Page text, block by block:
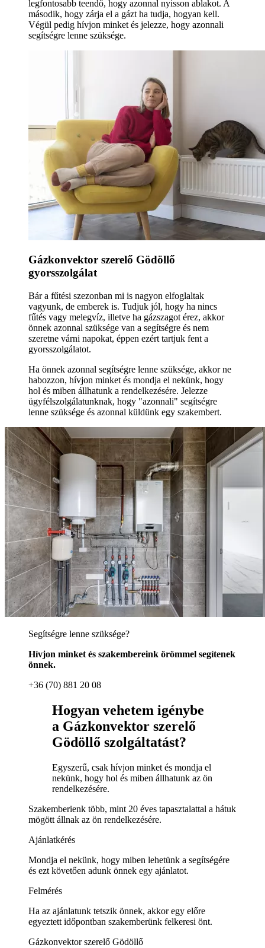
legfontosabb teendő, hogy azonnal nyisson ablakot. A
második, hogy zárja el a gázt ha tudja, hogyan kell.
Végül pedig hívjon minket és jelezze, hogy azonnali
segítségre lenne szüksége.
Gázkonvektor szerelő Gödöllő
gyorsszolgálat
Bár a fűtési szezonban mi is nagyon elfoglaltak
vagyunk, de emberek is. Tudjuk jól, hogy ha nincs
fűtés vagy melegvíz, illetve ha gázszagot érez, akkor
önnek azonnal szüksége van a segítségre és nem
szeretne várni napokat, éppen ezért tartjuk fent a
gyorsszolgálatot.
Ha önnek azonnal segítségre lenne szüksége, akkor ne
habozzon, hívjon minket és mondja el nekünk, hogy
hol és miben állhatunk a rendelkezésére. Jelezze
ügyfélszolgálatunknak, hogy "azonnali" segítségre
lenne szüksége és azonnal küldünk egy szakembert.
Segítségre lenne szüksége?
Hívjon minket és szakembereink örömmel segítenek
önnek.
+36 (70) 881 20 08
Hogyan vehetem igénybe
a Gázkonvektor szerelő
Gödöllő szolgáltatást?
Egyszerű, csak hívjon minket és mondja el
nekünk, hogy hol és miben állhatunk az ön
rendelkezésére.
Szakemberienk több, mint 20 éves tapasztalattal a hátuk
mögött állnak az ön rendelkezésére.
Ajánlatkérés
Mondja el nekünk, hogy miben lehetünk a segítségére
és ezt követően adunk önnek egy ajánlatot.
Felmérés
Ha az ajánlatunk tetszik önnek, akkor egy előre
egyeztett időpontban szakemberünk felkeresi önt.
Gázkonvektor szerelő Gödöllő